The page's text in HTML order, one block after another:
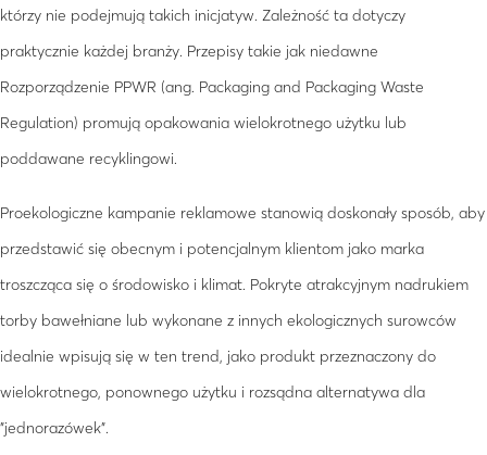
którzy nie podejmują takich inicjatyw. Zależność ta dotyczy
praktycznie każdej branży. Przepisy takie jak niedawne
Rozporządzenie PPWR (ang. Packaging and Packaging Waste
Regulation) promują opakowania wielokrotnego użytku lub
poddawane recyklingowi.
Proekologiczne kampanie reklamowe stanowią doskonały sposób, aby
przedstawić się obecnym i potencjalnym klientom jako marka
troszcząca się o środowisko i klimat. Pokryte atrakcyjnym nadrukiem
torby bawełniane lub wykonane z innych ekologicznych surowców
idealnie wpisują się w ten trend, jako produkt przeznaczony do
wielokrotnego, ponownego użytku i rozsądna alternatywa dla
"jednorazówek".